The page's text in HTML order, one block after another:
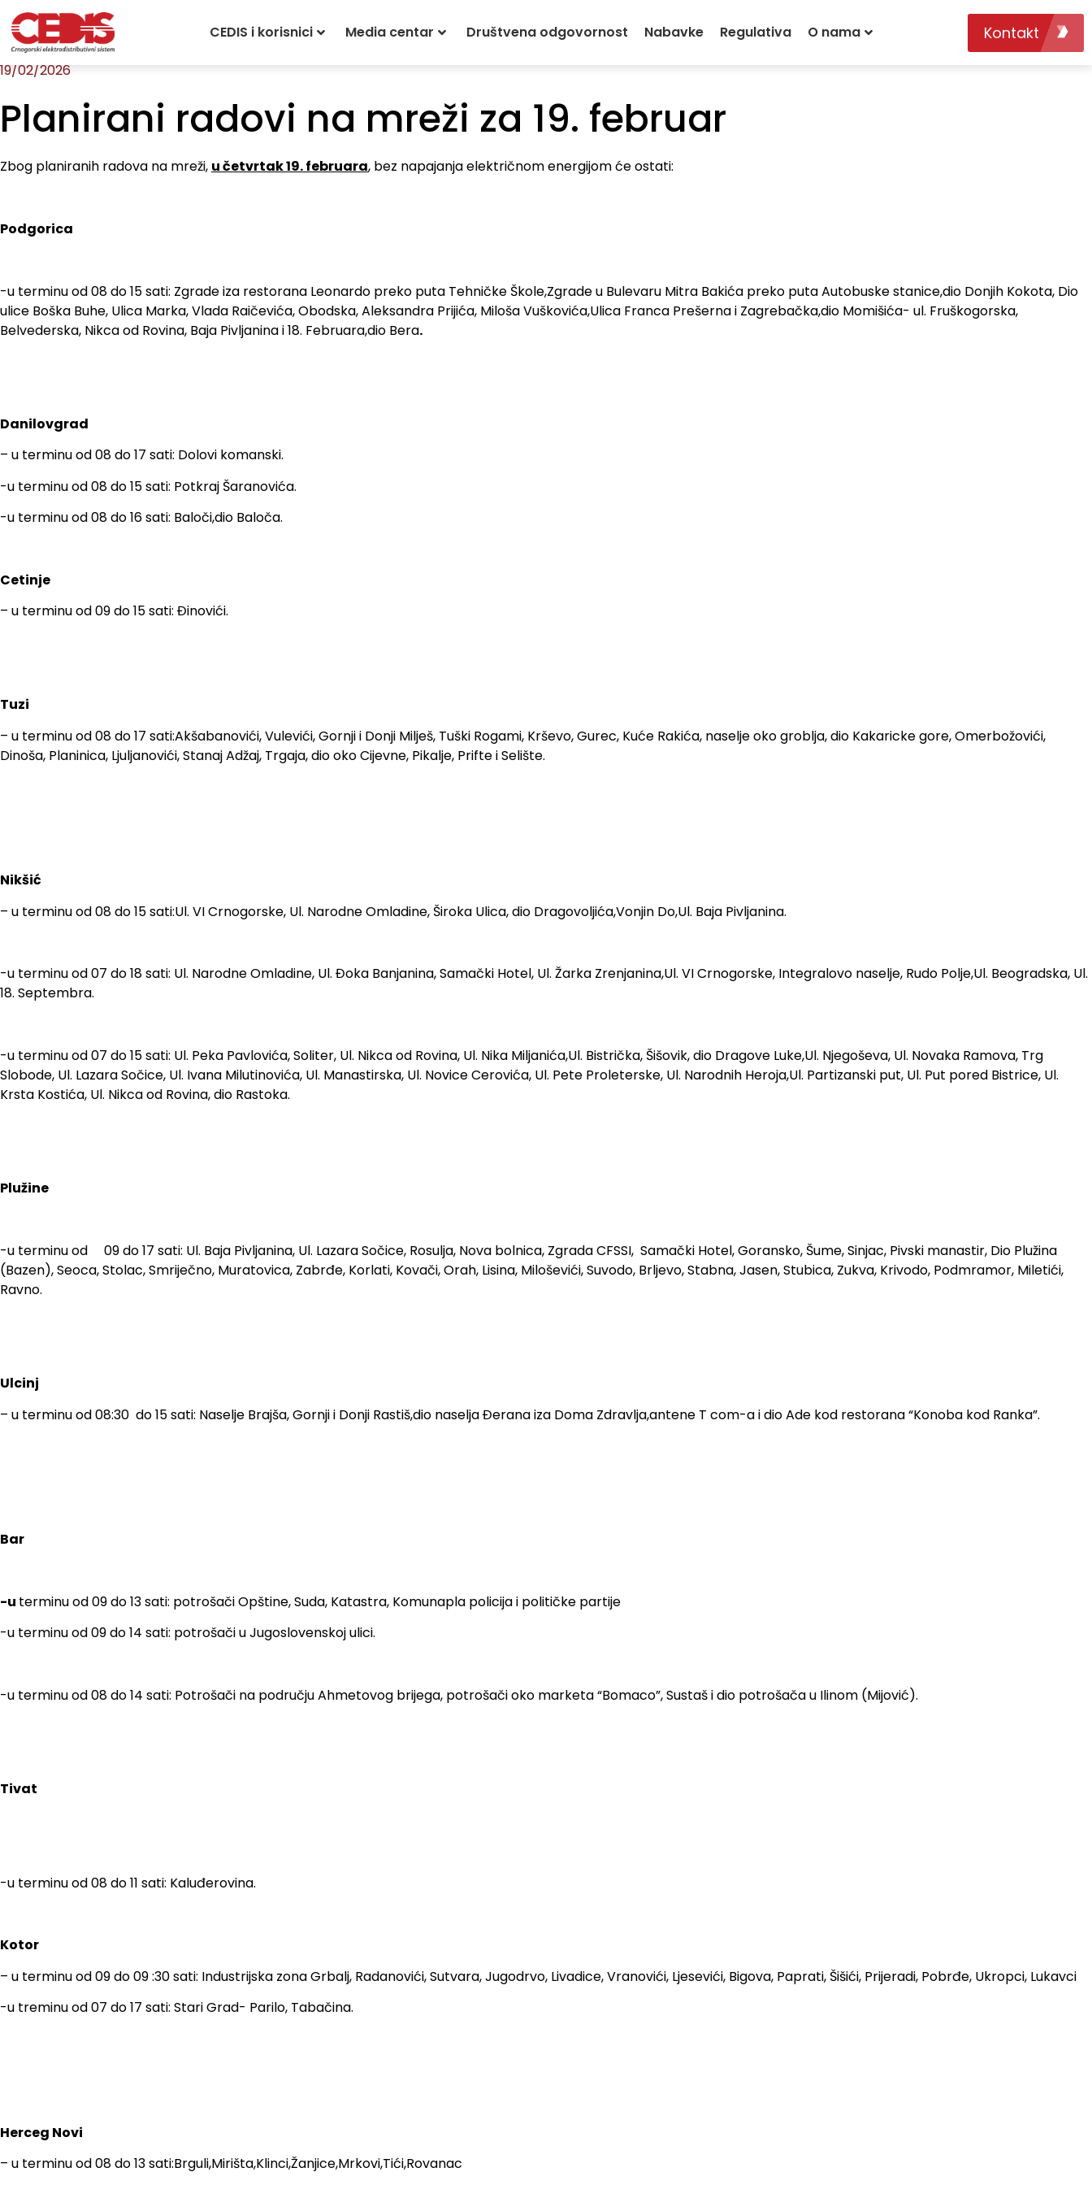
CEDIS i korisnici Media centar Društvena odgovornost Nabavke Regulativa O nama Kontakt
Početna » Servisne informacije » Planirani radovi na mreži za 19. februar
19/02/2026
Planirani radovi na mreži za 19. februar
Zbog planiranih radova na mreži, u četvrtak 19. februara, bez napajanja električnom energijom će ostati:
Podgorica
-u terminu od 08 do 15 sati: Zgrade iza restorana Leonardo preko puta Tehničke Škole,Zgrade u Bulevaru Mitra Bakića preko puta Autobuske stanice,dio Donjih Kokota, Dio
ulice Boška Buhe, Ulica Marka, Vlada Raičevića, Obodska, Aleksandra Prijića, Miloša Vuškovića,Ulica Franca Prešerna i Zagrebačka,dio Momišića- ul. Fruškogorska,
Belvederska, Nikca od Rovina, Baja Pivljanina i 18. Februara,dio Bera.
Danilovgrad
– u terminu od 08 do 17 sati: Dolovi komanski.
-u terminu od 08 do 15 sati: Potkraj Šaranovića.
-u terminu od 08 do 16 sati: Baloči,dio Baloča.
Cetinje
– u terminu od 09 do 15 sati: Đinovići.
Tuzi
– u terminu od 08 do 17 sati:Akšabanovići, Vulevići, Gornji i Donji Milješ, Tuški Rogami, Krševo, Gurec, Kuće Rakića, naselje oko groblja, dio Kakaricke gore, Omerbožovići,
Dinoša, Planinica, Ljuljanovići, Stanaj Adžaj, Trgaja, dio oko Cijevne, Pikalje, Prifte i Selište.
Nikšić
– u terminu od 08 do 15 sati:Ul. VI Crnogorske, Ul. Narodne Omladine, Široka Ulica, dio Dragovoljića,Vonjin Do,Ul. Baja Pivljanina.
-u terminu od 07 do 18 sati: Ul. Narodne Omladine, Ul. Đoka Banjanina, Samački Hotel, Ul. Žarka Zrenjanina,Ul. VI Crnogorske, Integralovo naselje, Rudo Polje,Ul. Beogradska, Ul.
18. Septembra.
-u terminu od 07 do 15 sati: Ul. Peka Pavlovića, Soliter, Ul. Nikca od Rovina, Ul. Nika Miljanića,Ul. Bistrička, Šišovik, dio Dragove Luke,Ul. Njegoševa, Ul. Novaka Ramova, Trg
Slobode, Ul. Lazara Sočice, Ul. Ivana Milutinovića, Ul. Manastirska, Ul. Novice Cerovića, Ul. Pete Proleterske, Ul. Narodnih Heroja,Ul. Partizanski put, Ul. Put pored Bistrice, Ul.
Krsta Kostića, Ul. Nikca od Rovina, dio Rastoka.
Plužine
-u terminu od 09 do 17 sati: Ul. Baja Pivljanina, Ul. Lazara Sočice, Rosulja, Nova bolnica, Zgrada CFSSI, Samački Hotel, Goransko, Šume, Sinjac, Pivski manastir, Dio Plužina
(Bazen), Seoca, Stolac, Smriječno, Muratovica, Zabrđe, Korlati, Kovači, Orah, Lisina, Miloševići, Suvodo, Brljevo, Stabna, Jasen, Stubica, Zukva, Krivodo, Podmramor, Miletići,
Ravno.
Ulcinj
– u terminu od 08:30 do 15 sati: Naselje Brajša, Gornji i Donji Rastiš,dio naselja Đerana iza Doma Zdravlja,antene T com-a i dio Ade kod restorana “Konoba kod Ranka”.
Bar
-u terminu od 09 do 13 sati: potrošači Opštine, Suda, Katastra, Komunapla policija i političke partije
-u terminu od 09 do 14 sati: potrošači u Jugoslovenskoj ulici.
-u terminu od 08 do 14 sati: Potrošači na području Ahmetovog brijega, potrošači oko marketa “Bomaco”, Sustaš i dio potrošača u Ilinom (Mijović).
Tivat
-u terminu od 08 do 11 sati: Kaluđerovina.
Kotor
– u terminu od 09 do 09 :30 sati: Industrijska zona Grbalj, Radanovići, Sutvara, Jugodrvo, Livadice, Vranovići, Ljesevići, Bigova, Paprati, Šišići, Prijeradi, Pobrđe, Ukropci, Lukavci
-u treminu od 07 do 17 sati: Stari Grad- Parilo, Tabačina.
Herceg Novi
– u terminu od 08 do 13 sati:Brguli,Mirišta,Klinci,Žanjice,Mrkovi,Tići,Rovanac